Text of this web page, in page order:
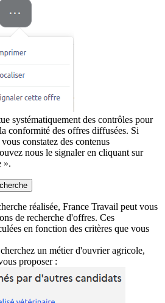
systématiquement des contrôles pour
conformité des offres diffusées. Si
constatez des contenus
nous le signaler en cliquant sur
».
réalisée, France Travail peut vous
de recherche d'offres. Ces
en fonction des critères que vous
un métier d'ouvrier agricole,
proposer :